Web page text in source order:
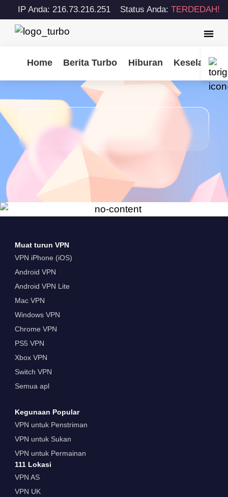
IP Anda: 216.73.216.251 Status Anda:TERDEDAH!
Home Berita Turbo Hiburan
Muat turun VPN
VPN iPhone (iOS)
Android VPN
Android VPN Lite
Mac VPN
Windows VPN
Chrome VPN
PS5 VPN
Xbox VPN
Switch VPN
Semua apl
Kegunaan Popular
VPN untuk Penstriman
VPN untuk Sukan
VPN untuk Permainan
111 Lokasi
VPN AS
VPN UK